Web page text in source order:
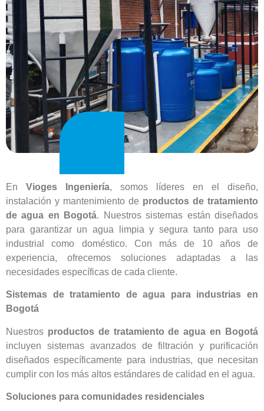
En Vioges Ingeniería, somos líderes en el diseño,
instalación y mantenimiento de productos de tratamiento
de agua en Bogotá. Nuestros sistemas están diseñados
para garantizar un agua limpia y segura tanto para uso
industrial como doméstico. Con más de 10 años de
experiencia, ofrecemos soluciones adaptadas a las
necesidades específicas de cada cliente.
Sistemas de tratamiento de agua para industrias en
Bogotá
Nuestros productos de tratamiento de agua en Bogotá
incluyen sistemas avanzados de filtración y purificación
diseñados específicamente para industrias, que necesitan
cumplir con los más altos estándares de calidad en el agua.
Soluciones para comunidades residenciales